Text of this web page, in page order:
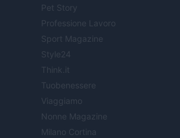
Pet Story
Professione Lavoro
Sport Magazine
Style24
Think.it
Tuobenessere
Viaggiamo
Nonne Magazine
Milano Cortina